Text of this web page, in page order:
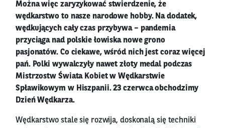
Można więc zaryzykować stwierdzenie, że
wędkarstwo to nasze narodowe hobby. Na dodatek,
wędkujących cały czas przybywa – pandemia
przyciąga nad polskie łowiska nowe grono
pasjonatów. Co ciekawe, wśród nich jest coraz więcej
pań. Polki wywalczyły nawet złoty medal podczas
Mistrzostw Świata Kobiet w Wędkarstwie
Spławikowym w Hiszpanii. 23 czerwca obchodzimy
Dzień Wędkarza.
Wędkarstwo stale się rozwija, doskonalą się techniki